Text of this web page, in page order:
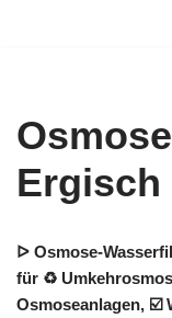
Ergisch
ᐅ Osmose-
für ♻
Osmoseanlagen, ☑️